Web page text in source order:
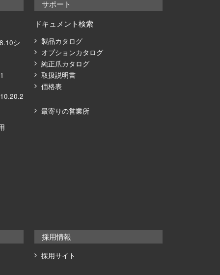
シ
サポート
ドキュメント検索
製品カタログ
オプションカタログ
純正爪カタログ
取扱説明書
価格表
最寄りの営業所
採用情報
採用サイト